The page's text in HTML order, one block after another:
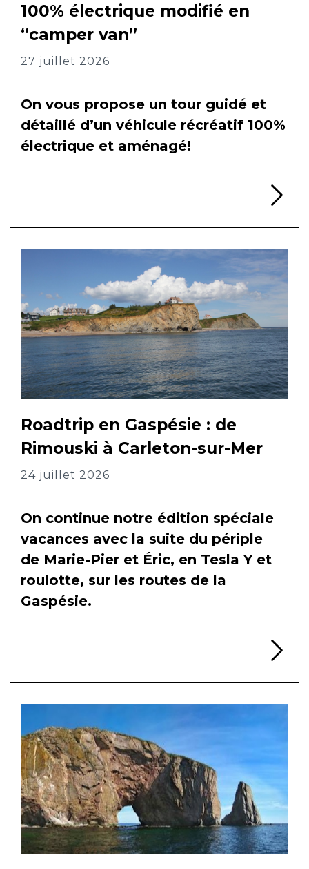
100% électrique modifié en
“camper van”
27 juillet 2026
On vous propose un tour guidé et
détaillé d’un véhicule récréatif 100%
électrique et aménagé!
Roadtrip en Gaspésie : de
Rimouski à Carleton-sur-Mer
24 juillet 2026
On continue notre édition spéciale
vacances avec la suite du périple
de Marie-Pier et Éric, en Tesla Y et
roulotte, sur les routes de la
Gaspésie.